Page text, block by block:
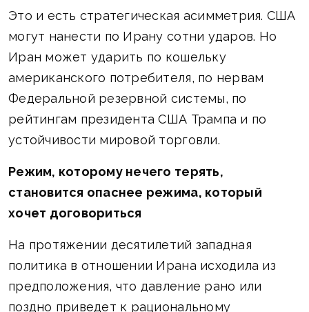
Это и есть стратегическая асимметрия. США
могут нанести по Ирану сотни ударов. Но
Иран может ударить по кошельку
американского потребителя, по нервам
Федеральной резервной системы, по
рейтингам президента США Трампа и по
устойчивости мировой торговли.
Режим, которому нечего терять,
становится опаснее режима, который
хочет договориться
На протяжении десятилетий западная
политика в отношении Ирана исходила из
предположения, что давление рано или
поздно приведет к рациональному